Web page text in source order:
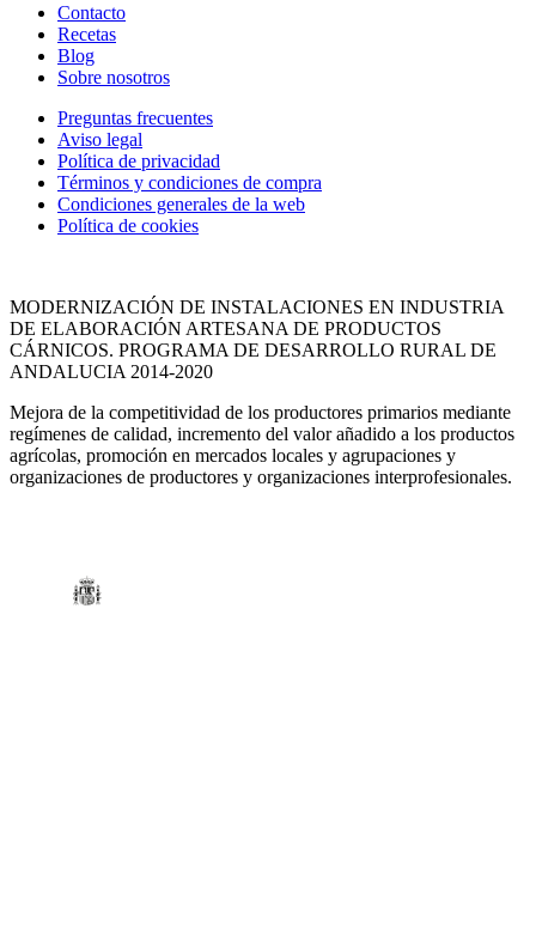
Contacto
Recetas
Blog
Sobre nosotros
Site
Footer
Preguntas frecuentes
Aviso legal
Política de privacidad
Términos y condiciones de compra
Condiciones generales de la web
Política de cookies
MODERNIZACIÓN DE INSTALACIONES EN INDUSTRIA
DE ELABORACIÓN ARTESANA DE PRODUCTOS
CÁRNICOS. PROGRAMA DE DESARROLLO RURAL DE
ANDALUCIA 2014-2020
Mejora de la competitividad de los productores primarios mediante
regímenes de calidad, incremento del valor añadido a los productos
agrícolas, promoción en mercados locales y agrupaciones y
organizaciones de productores y organizaciones interprofesionales.